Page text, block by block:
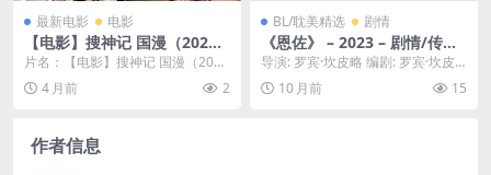
最新电影 电影
【电影】搜神记 国漫（202
6） 夸克网盘保存
片名：【电影】搜神记 国漫（202
6） 夸克网盘保存 分类：电影 年
份：2026...
4 月前 2
BL/耽美精选 剧情
《恩佐》 – 2023 – 剧情/传记/
运动 – 夸克网盘/百度网盘免
费下载 🏎️青涩的十六岁少年
艾素不知自己想要什么，却清
导演: 罗宾·坎皮略 编剧: 罗宾·坎皮
略 / 劳伦·冈泰 / 吉勒·马尚 又名...
10 月前 15
作者信息